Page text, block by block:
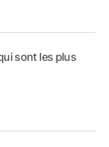
sont les plus